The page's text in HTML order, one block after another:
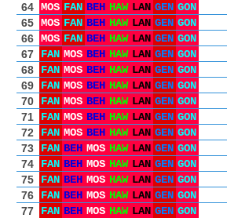
64 MOS FAN BEH HAW LAN GEN GON
65 MOS FAN BEH HAW LAN GEN GON
66 MOS FAN BEH HAW LAN GEN GON
67
FAN MOS BEH HAW LAN GEN GON
68
FAN MOS BEH HAW LAN GEN GON
69
FAN MOS BEH HAW LAN GEN GON
70
FAN MOS BEH HAW LAN GEN GON
71
FAN MOS BEH HAW LAN GEN GON
72
FAN MOS BEH HAW LAN GEN GON
73
FAN BEH MOS HAW LAN GEN GON
74
FAN BEH MOS HAW LAN GEN GON
75
FAN BEH MOS HAW LAN GEN GON
76
FAN BEH MOS HAW LAN GEN GON
77
FAN BEH MOS HAW LAN GEN GON